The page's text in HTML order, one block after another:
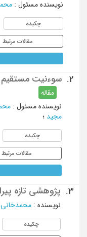
نویسنده مسئول :
چکیده
مقالات مرتبط
2. سوءنیت مستقیم در مادۀ 290
مقاله
نویسنده مسئول :
مجید ؛
چکیده
مقالات مرتبط
3. پژوهشی تازه
نویسنده :
چکیده